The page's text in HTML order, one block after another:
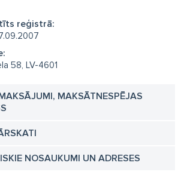
reģistrā:
58, LV-4601
MAKSĀTNESPĒJAS
NOSAUKUMI UN ADRESES